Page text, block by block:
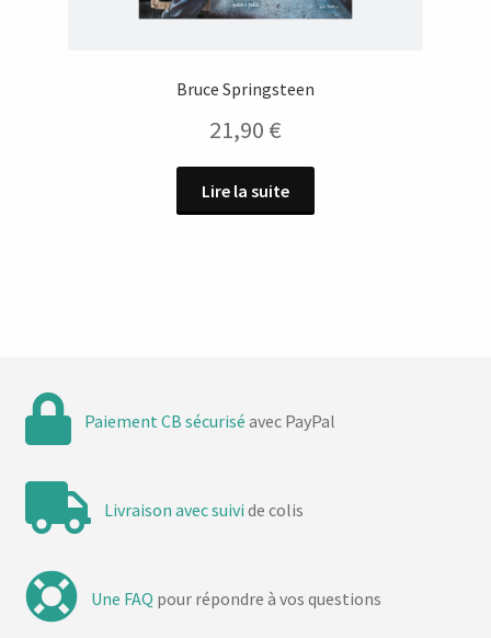
Bruce Springsteen
21,90 €
Lire la suite
Paiement CB sécurisé avec PayPal
Livraison avec suivi de colis
Une FAQ pour répondre à vos questions